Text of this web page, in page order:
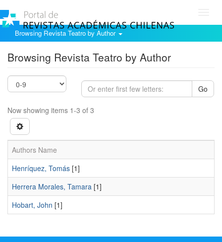
Browsing Revista Teatro by Author
Browsing Revista Teatro by Author
Go
Now showing items 1-3 of 3
Authors Name
Henríquez, Tomás [1]
Herrera Morales, Tamara [1]
Hobart, John [1]